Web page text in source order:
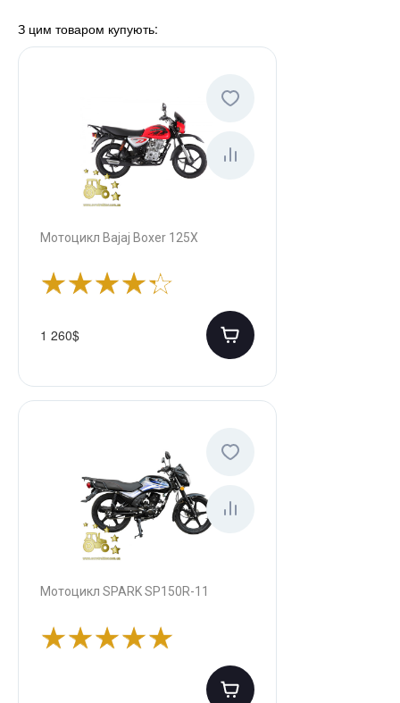
З цим товаром купують:
Мотоцикл Bajaj Boxer 125Х
1 260$
Мотоцикл SPARK SP150R-11